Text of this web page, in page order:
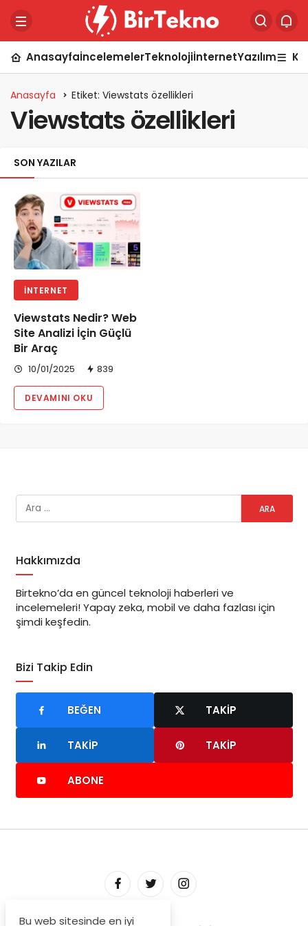
AnasayfaİncelemelerTeknolojiİnternetYazılım
Anasayfa Etiket: Viewstats özellikleri
Viewstats özellikleri
SON YAZILAR
İNTERNET
Viewstats Nedir? Web
Site Analizi İçin Güçlü
Bir Araç
10/01/2025 839
DEVAMINI OKU
Hakkımızda
Birtekno’da en güncel teknoloji haberleri ve
incelemeleri! Yapay zeka, mobil ve daha fazlası için
şimdi keşfedin.
Bizi Takip Edin
BEĞEN TAKIP
TAKIP TAKIP
ABONE
Bu web sitesinde en iyi